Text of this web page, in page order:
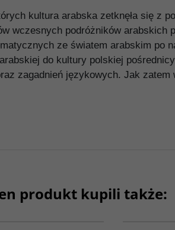
kultura arabska zetknęła się z
wczesnych podróżników arabskich
ze światem arabskim po
do kultury polskiej
zagadnień językowych. Jak
produkt kupili także: